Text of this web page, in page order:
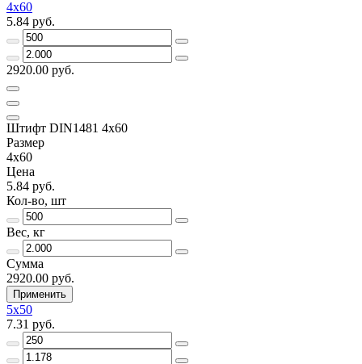
4х60
5.84 руб.
2920.00 руб.
Штифт DIN1481 4х60
Размер
4х60
Цена
5.84 руб.
Кол-во, шт
Вес, кг
Сумма
2920.00 руб.
Применить
5х50
7.31 руб.